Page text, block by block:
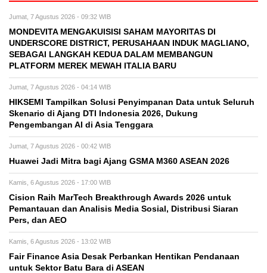
Jumat, 7 Agustus 2026 - 09:32 WIB
MONDEVITA MENGAKUISISI SAHAM MAYORITAS DI
UNDERSCORE DISTRICT, PERUSAHAAN INDUK MAGLIANO,
SEBAGAI LANGKAH KEDUA DALAM MEMBANGUN
PLATFORM MEREK MEWAH ITALIA BARU
Jumat, 7 Agustus 2026 - 04:14 WIB
HIKSEMI Tampilkan Solusi Penyimpanan Data untuk Seluruh
Skenario di Ajang DTI Indonesia 2026, Dukung
Pengembangan AI di Asia Tenggara
Jumat, 7 Agustus 2026 - 00:42 WIB
Huawei Jadi Mitra bagi Ajang GSMA M360 ASEAN 2026
Kamis, 6 Agustus 2026 - 17:00 WIB
Cision Raih MarTech Breakthrough Awards 2026 untuk
Pemantauan dan Analisis Media Sosial, Distribusi Siaran
Pers, dan AEO
Kamis, 6 Agustus 2026 - 13:02 WIB
Fair Finance Asia Desak Perbankan Hentikan Pendanaan
untuk Sektor Batu Bara di ASEAN